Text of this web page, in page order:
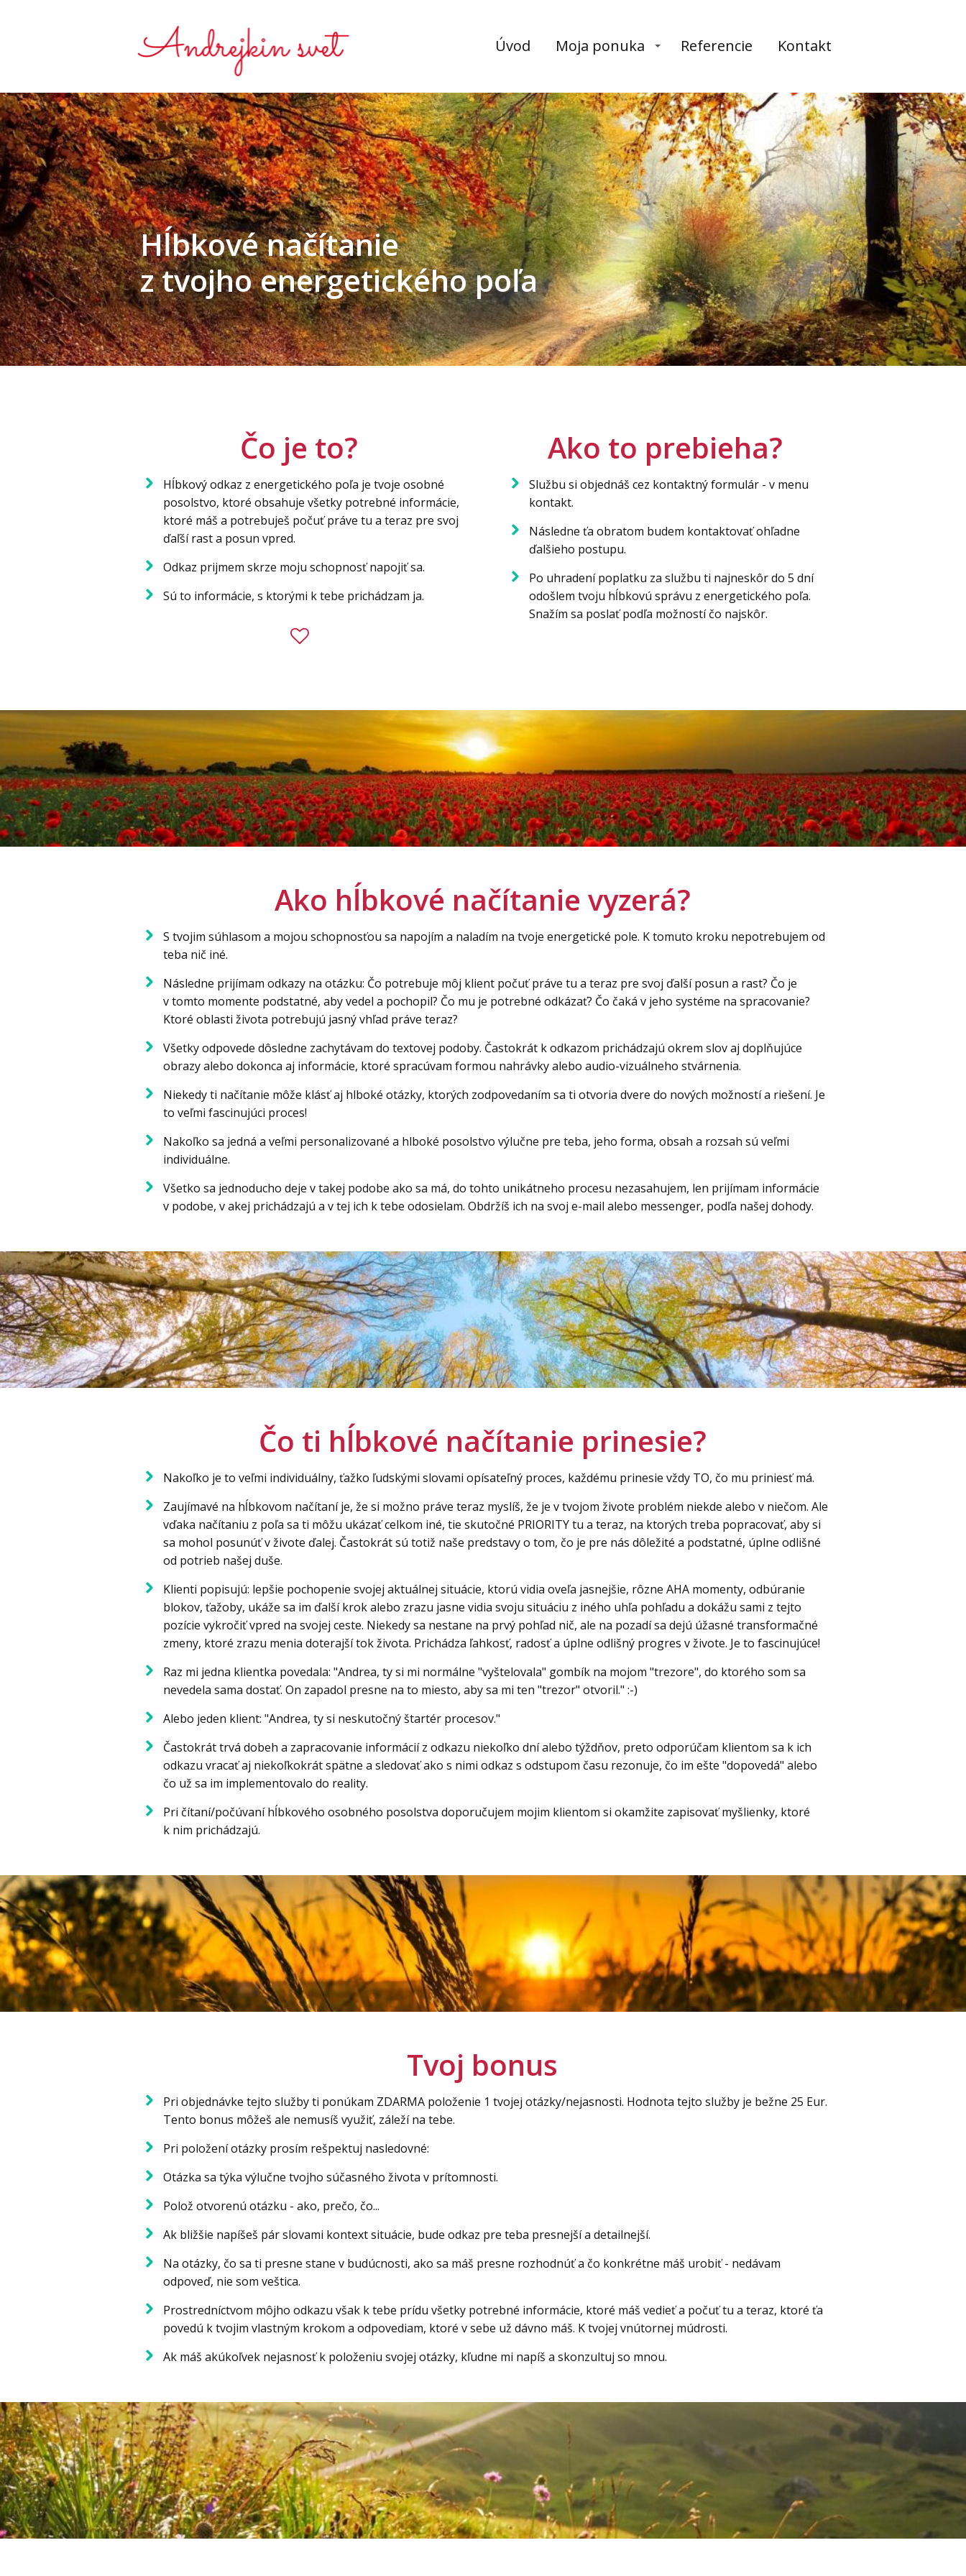
Úvod Moja ponuka Referencie Kontakt
Hĺbkové načítanie
z tvojho energetického poľa
Čo je to?
Hĺbkový odkaz z energetického poľa je tvoje osobné
posolstvo, ktoré obsahuje všetky potrebné informácie,
ktoré máš a potrebuješ počuť práve tu a teraz pre svoj
ďaľší rast a posun vpred.
Odkaz prijmem skrze moju schopnosť napojiť sa.
Sú to informácie, s ktorými k tebe prichádzam ja.
Ako to prebieha?
Službu si objednáš cez kontaktný formulár - v menu
kontakt.
Následne ťa obratom budem kontaktovať ohľadne
ďalšieho postupu.
Po uhradení poplatku za službu ti najneskôr do 5 dní
odošlem tvoju hĺbkovú správu z energetického poľa.
Snažím sa poslať podľa možností čo najskôr.
Ako hĺbkové načítanie vyzerá?
S tvojim súhlasom a mojou schopnosťou sa napojím a naladím na tvoje energetické pole. K tomuto kroku nepotrebujem od
teba nič iné.
Následne prijímam odkazy na otázku: Čo potrebuje môj klient počuť práve tu a teraz pre svoj ďalší posun a rast? Čo je
v tomto momente podstatné, aby vedel a pochopil? Čo mu je potrebné odkázať? Čo čaká v jeho systéme na spracovanie?
Ktoré oblasti života potrebujú jasný vhľad práve teraz?
Všetky odpovede dôsledne zachytávam do textovej podoby. Častokrát k odkazom prichádzajú okrem slov aj doplňujúce
obrazy alebo dokonca aj informácie, ktoré spracúvam formou nahrávky alebo audio-vizuálneho stvárnenia.
Niekedy ti načítanie môže klásť aj hlboké otázky, ktorých zodpovedaním sa ti otvoria dvere do nových možností a riešení. Je
to veľmi fascinujúci proces!
Nakoľko sa jedná a veľmi personalizované a hlboké posolstvo výlučne pre teba, jeho forma, obsah a rozsah sú veľmi
individuálne.
Všetko sa jednoducho deje v takej podobe ako sa má, do tohto unikátneho procesu nezasahujem, len prijímam informácie
v podobe, v akej prichádzajú a v tej ich k tebe odosielam. Obdržíš ich na svoj e-mail alebo messenger, podľa našej dohody.
Čo ti hĺbkové načítanie prinesie?
Nakoľko je to veľmi individuálny, ťažko ľudskými slovami opísateľný proces, každému prinesie vždy TO, čo mu priniesť má.
Zaujímavé na hĺbkovom načítaní je, že si možno práve teraz myslíš, že je v tvojom živote problém niekde alebo v niečom. Ale
vďaka načítaniu z poľa sa ti môžu ukázať celkom iné, tie skutočné PRIORITY tu a teraz, na ktorých treba popracovať, aby si
sa mohol posunúť v živote ďalej. Častokrát sú totiž naše predstavy o tom, čo je pre nás dôležité a podstatné, úplne odlišné
od potrieb našej duše.
Klienti popisujú: lepšie pochopenie svojej aktuálnej situácie, ktorú vidia oveľa jasnejšie, rôzne AHA momenty, odbúranie
blokov, ťažoby, ukáže sa im ďalší krok alebo zrazu jasne vidia svoju situáciu z iného uhľa pohľadu a dokážu sami z tejto
pozície vykročiť vpred na svojej ceste. Niekedy sa nestane na prvý pohľad nič, ale na pozadí sa dejú úžasné transformačné
zmeny, ktoré zrazu menia doterajší tok života. Prichádza ľahkosť, radosť a úplne odlišný progres v živote. Je to fascinujúce!
Raz mi jedna klientka povedala: "Andrea, ty si mi normálne "vyštelovala" gombík na mojom "trezore", do ktorého som sa
nevedela sama dostať. On zapadol presne na to miesto, aby sa mi ten "trezor" otvoril." :-)
Alebo jeden klient: "Andrea, ty si neskutočný štartér procesov."
Častokrát trvá dobeh a zapracovanie informácií z odkazu niekoľko dní alebo týždňov, preto odporúčam klientom sa k ich
odkazu vracať aj niekoľkokrát spätne a sledovať ako s nimi odkaz s odstupom času rezonuje, čo im ešte "dopovedá" alebo
čo už sa im implementovalo do reality.
Pri čítaní/počúvaní hĺbkového osobného posolstva doporučujem mojim klientom si okamžite zapisovať myšlienky, ktoré
k nim prichádzajú.
Tvoj bonus
Pri objednávke tejto služby ti ponúkam ZDARMA položenie 1 tvojej otázky/nejasnosti. Hodnota tejto služby je bežne 25 Eur.
Tento bonus môžeš ale nemusíš využiť, záleží na tebe.
Pri položení otázky prosím rešpektuj nasledovné:
Otázka sa týka výlučne tvojho súčasného života v prítomnosti.
Polož otvorenú otázku - ako, prečo, čo...
Ak bližšie napíšeš pár slovami kontext situácie, bude odkaz pre teba presnejší a detailnejší.
Na otázky, čo sa ti presne stane v budúcnosti, ako sa máš presne rozhodnúť a čo konkrétne máš urobiť - nedávam
odpoveď, nie som veštica.
Prostredníctvom môjho odkazu však k tebe prídu všetky potrebné informácie, ktoré máš vedieť a počuť tu a teraz, ktoré ťa
povedú k tvojim vlastným krokom a odpovediam, ktoré v sebe už dávno máš. K tvojej vnútornej múdrosti.
Ak máš akúkoľvek nejasnosť k položeniu svojej otázky, kľudne mi napíš a skonzultuj so mnou.